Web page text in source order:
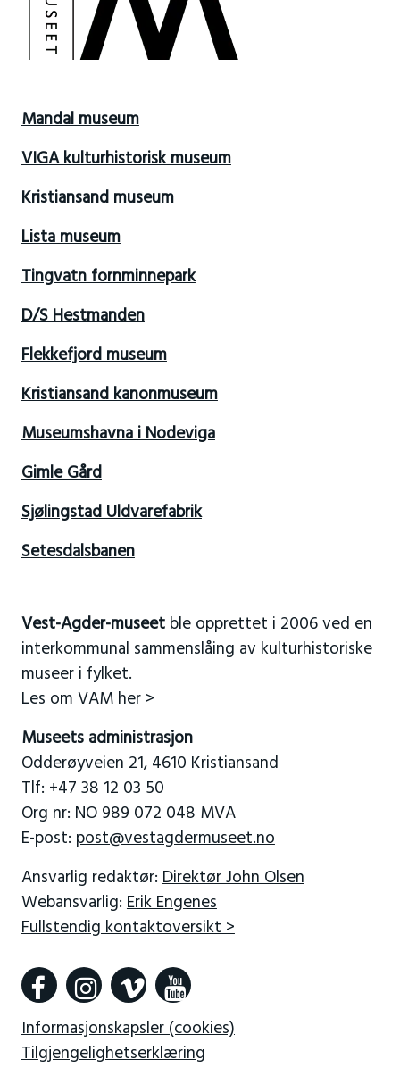
Mandal museum
VIGA kulturhistorisk museum
Kristiansand museum
Lista museum
Tingvatn fornminnepark
D/S Hestmanden
Flekkefjord museum
Kristiansand kanonmuseum
Museumshavna i Nodeviga
Gimle Gård
Sjølingstad Uldvarefabrik
Setesdalsbanen
Vest-Agder-museetble opprettet i 2006 ved en
interkommunal sammenslåing av kulturhistoriske
museer i fylket.
Les om VAM her >
Museets administrasjon
Odderøyveien 21, 4610 Kristiansand
Tlf: +47 38 12 03 50
Org nr: NO 989 072 048 MVA
E-post: post@vestagdermuseet.no
Ansvarlig redaktør: Direktør John Olsen
Webansvarlig: Erik Engenes
Fullstendig kontaktoversikt >
Informasjonskapsler (cookies)
Tilgjengelighetserklæring